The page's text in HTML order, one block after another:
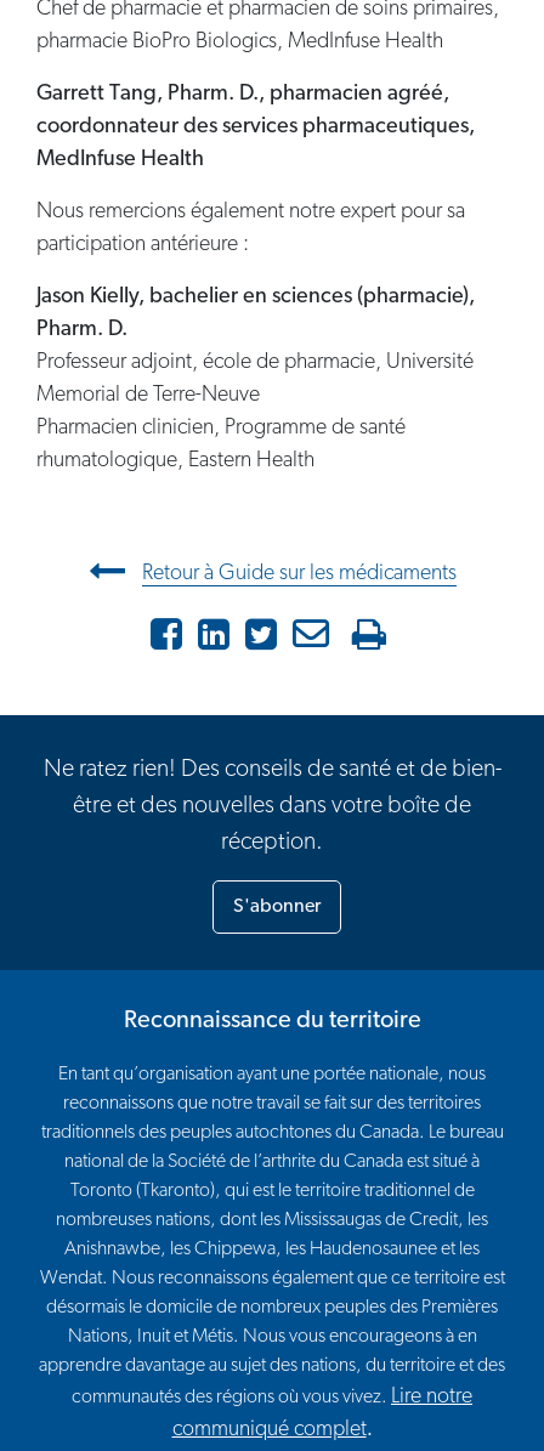
Chef de pharmacie et pharmacien de soins primaires,
pharmacie BioPro Biologics, MedInfuse Health
Garrett Tang, Pharm. D., pharmacien agréé,
coordonnateur des services pharmaceutiques,
MedInfuse Health
Nous remercions également notre expert pour sa
participation antérieure :
Jason Kielly, bachelier en sciences (pharmacie),
Pharm. D.
Professeur adjoint, école de pharmacie, Université
Memorial de Terre-Neuve
Pharmacien clinicien, Programme de santé
rhumatologique, Eastern Health
Navigation entre les articles
Retour à Guide sur les médicaments
FacebookLinkedIn
X Courriel
Ne ratez rien! Des conseils de santé et de bien-
être et des nouvelles dans votre boîte de
réception.
S'abonner
Reconnaissance du territoire
En tant qu’organisation ayant une portée nationale, nous
reconnaissons que notre travail se fait sur des territoires
traditionnels des peuples autochtones du Canada. Le bureau
national de la Société de l’arthrite du Canada est situé à
Toronto (Tkaronto), qui est le territoire traditionnel de
nombreuses nations, dont les Mississaugas de Credit, les
Anishnawbe, les Chippewa, les Haudenosaunee et les
Wendat. Nous reconnaissons également que ce territoire est
désormais le domicile de nombreux peuples des Premières
Nations, Inuit et Métis. Nous vous encourageons à en
apprendre davantage au sujet des nations, du territoire et des
communautés des régions où vous vivez. Lire notre
communiqué complet.